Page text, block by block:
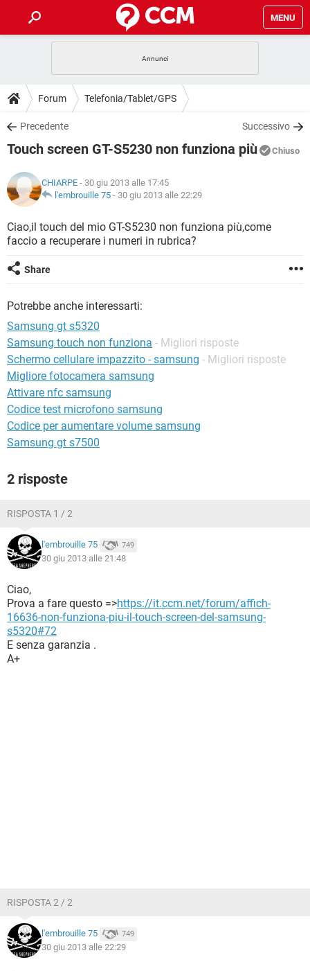
MENU
INTRATTENIMENTO ANDROID
iOS
INSTAGRAM WHATSAPP
TIKTOK
HARDWARE
GUIDE
COVID-19 GAMING
INSTAGRAM WHATSAPP
TIKTOK
HARDWARE
DOWNLOAD
COVID-19 GAMING
INTRATTENIMENTO
iOS WINDOWS 10
INSTAGRAM WHATSAPP
TIKTOK FACEBOOK
HARDWARE
COVID-19 GAMING
INTRATTENIMENTO
iOS WINDOWS 10
HARDWARE
GLOSSARIO
COVID-19 GAMING
INTRATTENIMENTO ANDROID
iOS
HARDWARE
Forum Telefonia/Tablet/GPS
Precedente Successivo
Touch screen GT-S5230 non funziona più Chiuso
CHIARPE - 30 giu 2013 alle 17:45
l'embrouille 75 - 30 giu 2013 alle 22:29
Ciao,il touch del mio GT-S5230 non funziona più,come
faccio a recuperare i numeri in rubrica?
Share
Potrebbe anche interessarti:
Samsung gt s5320
Samsung touch non funziona - Migliori risposte
Schermo cellulare impazzito - samsung - Migliori risposte
Migliore fotocamera samsung
Attivare nfc samsung
Codice test microfono samsung
Codice per aumentare volume samsung
Samsung gt s7500
2 risposte
RISPOSTA 1 / 2
l'embrouille 75 749
30 giu 2013 alle 21:48
Ciao,
Prova a fare questo =>https://it.ccm.net/forum/affich-
16636-non-funziona-piu-il-touch-screen-del-samsung-
s5320#72
E senza garanzia .
A+
RISPOSTA 2 / 2
l'embrouille 75 749
30 giu 2013 alle 22:29